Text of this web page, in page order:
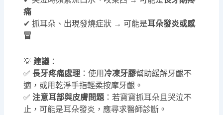
痛
✔ 抓耳朵、出現發燒症狀 → 可能是耳朵發炎或感
冒
💡 建議 ：
✅長牙疼痛處理 ：使用 冷凍牙膠幫助緩解牙齦不
適，或用乾淨手指輕柔按摩牙齦。
✅注意耳部與皮膚問題：若寶寶抓耳朵且哭泣不
止，可能是耳朵發炎，應尋求醫師診斷。